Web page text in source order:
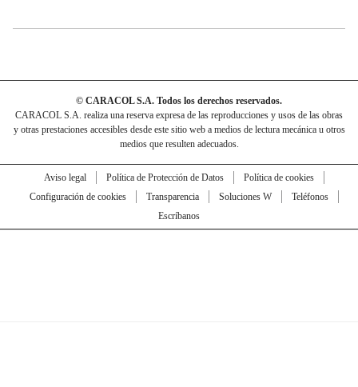
© CARACOL S.A. Todos los derechos reservados.
CARACOL S.A. realiza una reserva expresa de las reproducciones y usos de las obras
y otras prestaciones accesibles desde este sitio web a medios de lectura mecánica u otros
medios que resulten adecuados.
Aviso legal Política de Protección de Datos
Política de cookies
Configuración de cookies
Transparencia Soluciones W
Teléfonos
Escríbanos